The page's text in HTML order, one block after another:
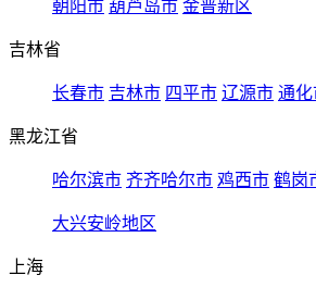
朝阳市 葫芦岛市 金普新区
吉林省
长春市 吉林市 四平市 辽源市 通化
黑龙江省
哈尔滨市 齐齐哈尔市 鸡西市 鹤岗
大兴安岭地区
上海